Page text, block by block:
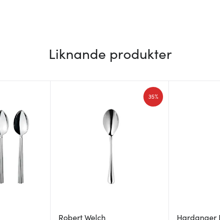
Liknande produkter
Robert Welch
35%
Hardanger